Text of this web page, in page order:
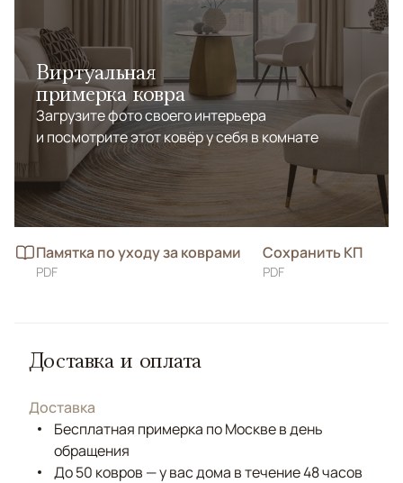
Виртуальная
примерка ковра
Загрузите фото своего интерьера
и посмотрите этот ковёр у себя в комнате
Памятка по уходу за коврами
PDF
Сохранить КП
PDF
Доставка и оплата
Доставка
Бесплатная примерка по Москве в день
обращения
До 50 ковров — у вас дома в течение 48 часов